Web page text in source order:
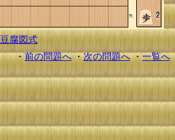
豆腐図式
・前の問題へ・次の問題へ・一覧へ